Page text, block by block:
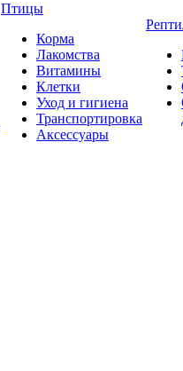
Птицы
Корма
Лакомства
Витамины
Клетки
Уход и гигиена
Транспортировка
Аксессуары